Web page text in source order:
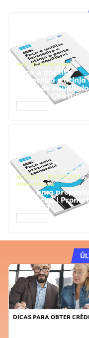
GESTÃO FINANCEIRA
Faça a análise
financeira e atinja
ponto de
Prompts ChatGPT
NEGÓCIOS, PROCESSOS
EMPRESARIAIS
Faça uma
comercial |
ChatGPT
DICAS PARA OBTER